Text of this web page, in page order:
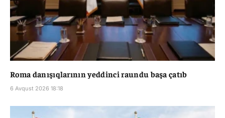
Roma danışıqlarının yeddinci raundu başa çatıb
6 Avqust 2026 18:18